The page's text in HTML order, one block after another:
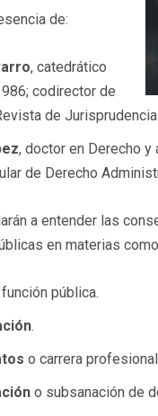
de:
, catedrático
codirector de
de
, doctor en Derecho y
de Derecho
a entender las
en materias
pública.
.
o carrera
o subsanación de